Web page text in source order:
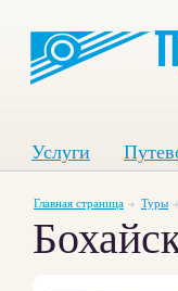
Услуги
Главная страница Туры